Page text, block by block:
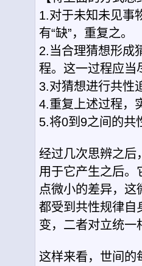
1.对于未知未见事
有“缺”，重复之。
2.当合理猜想形成
程。这一过程应当
3.对猜想进行共性
4.重复上述过程，
5.将0到9之间的共
经过几次思辨之后
用于它产生之后。
点微小的差异，这
都受到共性规律自
变，二者对立统一
这样来看，世间的